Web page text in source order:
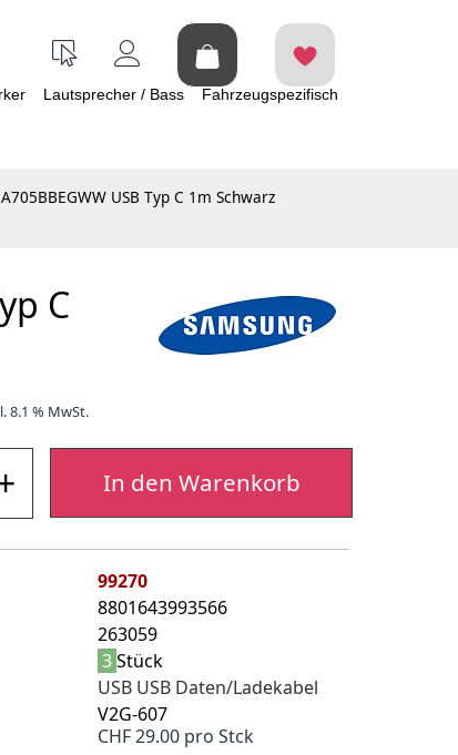
Lautsprecher / Bass Fahrzeugspezifisch
USB Typ C 1m Schwarz
C
8.1 % MwSt.
In den Warenkorb
99270
8801643993566
263059
3Stück
USB USB Daten/Ladekabel
V2G-607
CHF 29.00 pro Stck